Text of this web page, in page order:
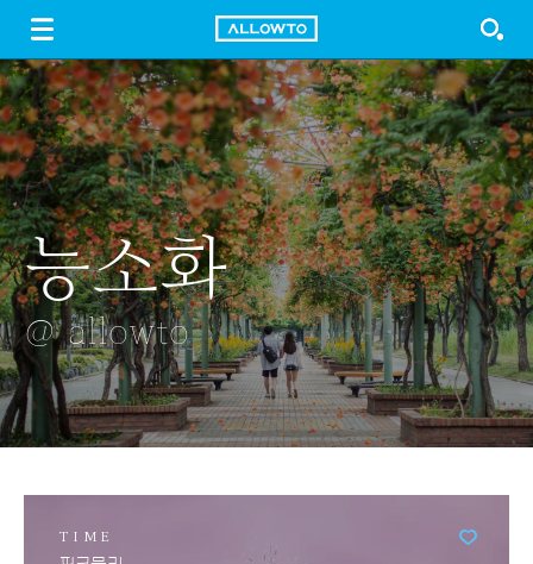
FREE DOWNLOAD GUIDE LOGIN SIGN UP
능소화
@ allowto
약침
@ allowto
외부차량
@ allowto
세한정 연꽃
@ allowto
청소중
@ allowto
TIME